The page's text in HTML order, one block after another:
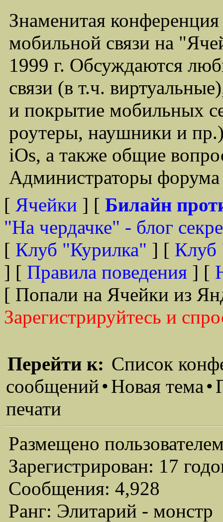
Знаменитая
мобильной связи на
1999 г. Обсуждаются
связи (в т.ч.
и покрытие мобильных
роутеры, наушники и
iOs, а также общие
Администраторы
[ Ячейки ] [ Билайн
"На чердачке" - блог
[ Клуб "Курилка" ] [ Клуб
] [ Правила поведения ] [
[ Попали на Ячейки из
Зарегистрируйтесь и
Перейти к: Список
сообщений•Новая тема•
печати
Размещено
Зарегистрирован: 17
Сообщения: 4,928
Ранг: Элитарий - монстр